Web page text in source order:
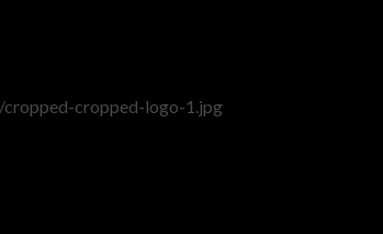
cropped-logo-1.jpg